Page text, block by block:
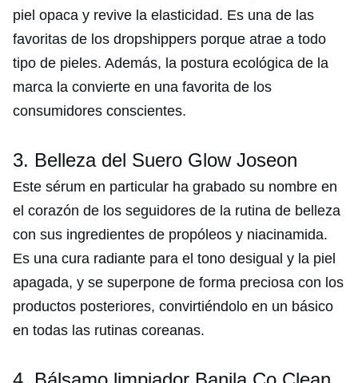
piel opaca y revive la elasticidad. Es una de las
favoritas de los dropshippers porque atrae a todo
tipo de pieles. Además, la postura ecológica de la
marca la convierte en una favorita de los
consumidores conscientes.
3. Belleza del Suero Glow Joseon
Este sérum en particular ha grabado su nombre en
el corazón de los seguidores de la rutina de belleza
con sus ingredientes de propóleos y niacinamida.
Es una cura radiante para el tono desigual y la piel
apagada, y se superpone de forma preciosa con los
productos posteriores, convirtiéndolo en un básico
en todas las rutinas coreanas.